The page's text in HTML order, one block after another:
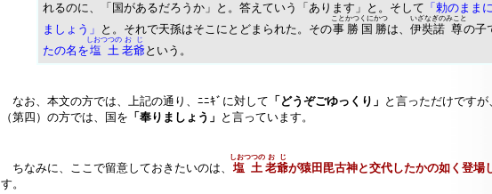
れるのに、「国があるだろうか」と。答えていう「あります」と。そして 「勅のまま
ましょう」 と。それで天孫はそこにとどまられた。その事勝国勝
ことかつくにかつ
は、 伊奘諾
いざなぎの
尊
みこと
の子
たの名を塩土
しおつつの
老爺
おじ
という。
なお、本文の方では、上記の通り、ﾆﾆｷﾞに対して 「どうぞごゆっくり」 と言っただけです
（第四）の方では、国を 「奉りましょう」 と言っています。
ちなみに、ここで留意しておきたいのは、 塩土
しおつつの
老爺
おじ
が猿田毘古神と交代したかの如く登場
す。